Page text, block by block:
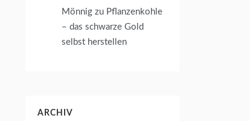
Mönnig zu Pflanzenkohle
– das schwarze Gold
selbst herstellen
ARCHIV